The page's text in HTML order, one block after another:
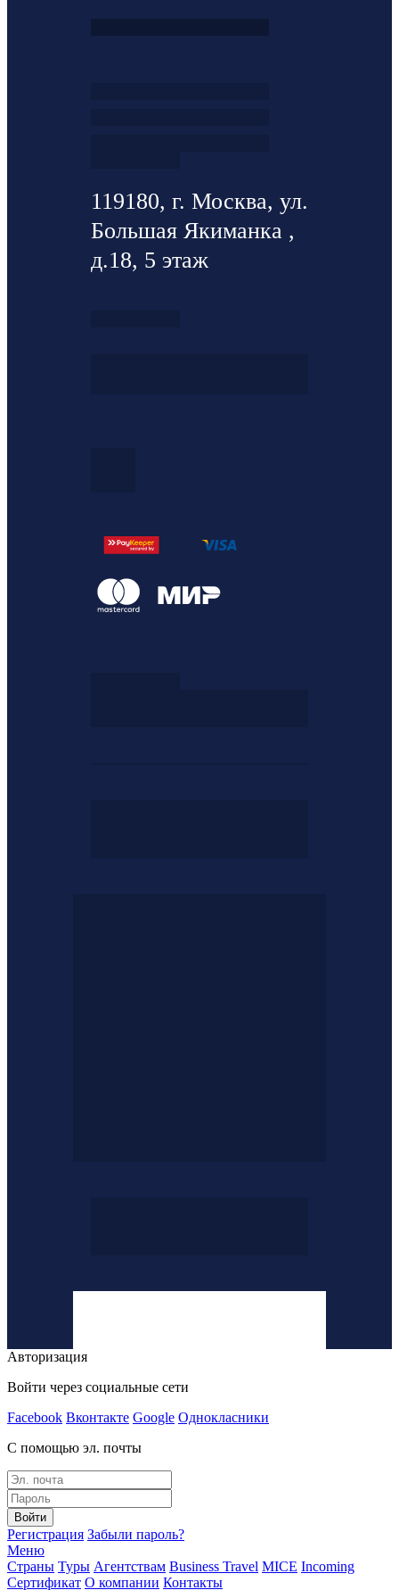
119180, г. Москва, ул.
Большая Якиманка ,
д.18, 5 этаж
Авторизация
Войти через социальные сети
Facebook Вконтакте Google Однокласники
С помощью эл. почты
Войти
Регистрация Забыли пароль?
Меню
Страны Туры Агентствам Business Travel MICE Incoming
Сертификат О компании Контакты